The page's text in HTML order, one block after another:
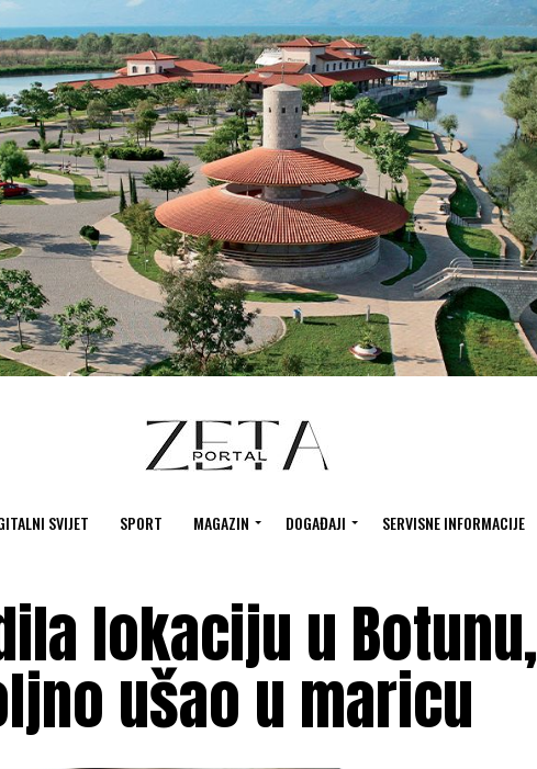
SVIJET SPORT MAGAZIN DOGAĐAJI SERVISNE INFORMACIJE
lokaciju u Botunu,
ušao u maricu